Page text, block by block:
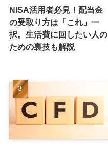
NISA活用者必見！配当金
の受取り方は「これ」一
択。生活費に回したい人の
ための裏技も解説